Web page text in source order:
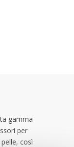
gamma
per
così